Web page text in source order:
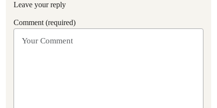
Leave your reply
Comment (required)